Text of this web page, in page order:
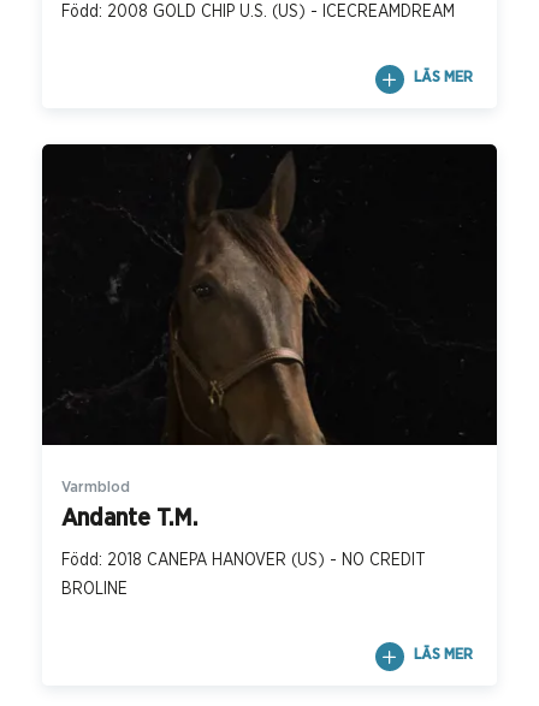
Född: 2008 GOLD CHIP U.S. (US) - ICECREAMDREAM
LÄS MER
Varmblod
Andante T.M.
Född: 2018 CANEPA HANOVER (US) - NO CREDIT
BROLINE
LÄS MER